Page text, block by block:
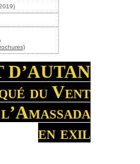
D’AUTAN
du Vent
en exil